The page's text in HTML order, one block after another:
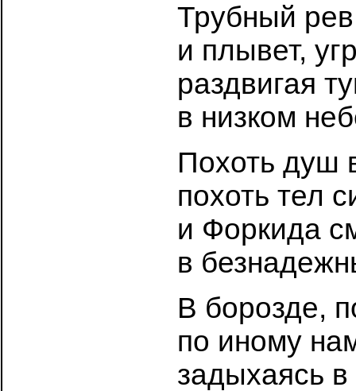
Трубный
и плывет,
раздвигая
в низком
Похоть душ
похоть тел
и Форкида
в
В борозде,
по иному
задыхаясь